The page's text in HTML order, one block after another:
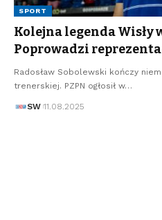
SPORT
Kolejna legenda Wisły
Poprowadzi
Radosław Sobolewski kończy
trenerskiej. PZPN ogłosił w…
SW 11.08.2025